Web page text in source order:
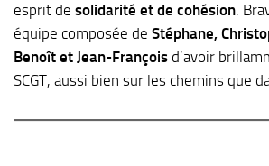
esprit de solidarité et de cohésion.
équipe composée de Stéphane,
Benoît et Jean-François d’avoir
SCGT, aussi bien sur les chemins que